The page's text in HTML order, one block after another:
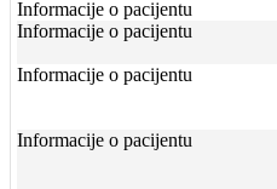
Informacije o pacijentu
Informacije o pacijentu
Informacije o pacijentu
Informacije o pacijentu